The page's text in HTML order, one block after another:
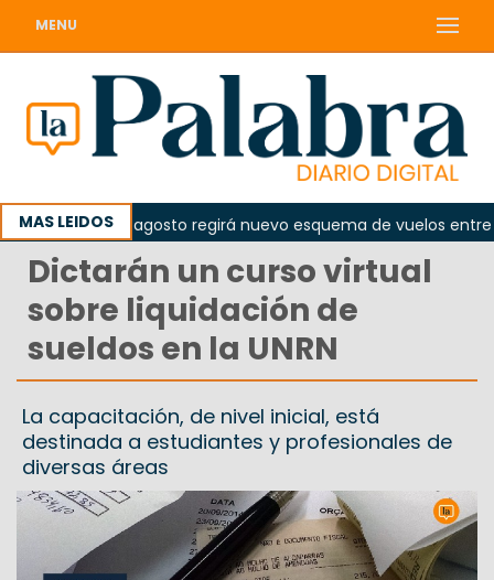
MENU
MAS LEIDOS
el 10 de agosto regirá nuevo esquema de vuelos entre
Dictarán un curso virtual
sobre liquidación de
sueldos en la UNRN
La capacitación, de nivel inicial, está
destinada a estudiantes y profesionales de
diversas áreas